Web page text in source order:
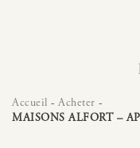
Accueil - Acheter -
MAISONS ALFORT –